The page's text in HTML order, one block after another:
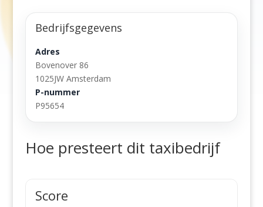
Bedrijfsgegevens
Adres
Bovenover 86
1025JW Amsterdam
P-nummer
P95654
Hoe presteert dit taxibedrijf
Score